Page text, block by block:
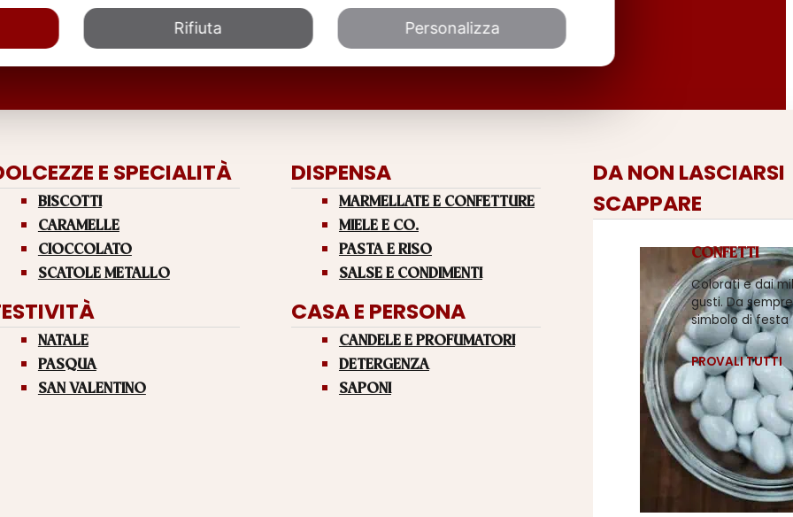
E SPECIALITÀ
BISCOTTI
CARAMELLE
CIOCCOLATO
SCATOLE METALLO
NATALE
PASQUA
SAN VALENTINO
DISPENSA
MARMELLATE E CONFETTURE
MIELE E CO.
PASTA E RISO
SALSE E CONDIMENTI
CASA E PERSONA
CANDELE E PROFUMATORI
DETERGENZA
SAPONI
DA NON LASCIARSI
SCAPPARE
CONFETTI
Colorati e dai
gusti. Da sempre
simbolo di festa
PROVALI TUTTI
Rifiuta Personalizza